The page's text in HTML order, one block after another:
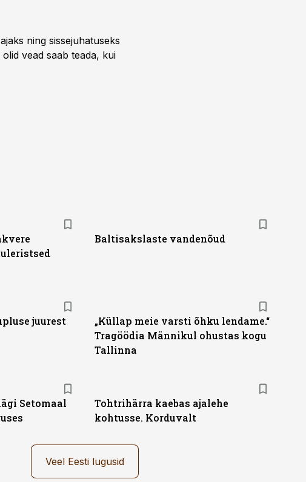
ning sissejuhatuseks
vead saab teada, kui
Baltisakslaste vandenõud
juurest
„Küllap meie varsti õhku lendame.“
Tragöödia Männikul ohustas kogu
Tallinna
Setomaal
Tohtrihärra kaebas ajalehe
kohtusse. Korduvalt
Veel Eesti lugusid